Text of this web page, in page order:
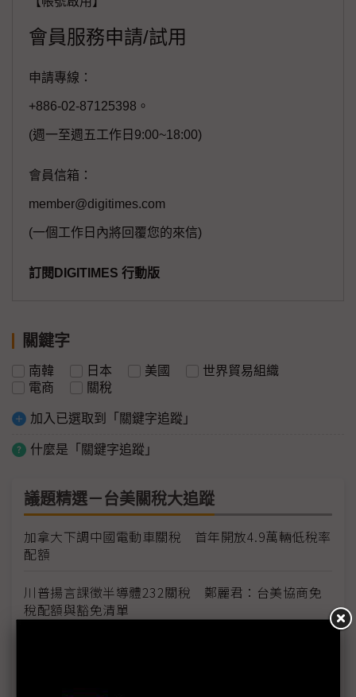
會員服務申請/試用
申請專線：
+886-02-87125398。
(週一至週五工作日9:00~18:00)
會員信箱：
member@digitimes.com
(一個工作日內將回覆您的來信)
訂閱DIGITIMES 行動版
關鍵字
南韓 日本 美國
世界貿易組織
電商
關稅
加入已選取到「關鍵字追蹤」
什麼是「關鍵字追蹤」
議題精選－台美關稅大追蹤
加拿大下調中國電動車關稅 首年開放4.9萬輛低稅率
配額
川普揚言課徵半導體232關稅 鄭麗君：台美協商免
稅配額與豁免清單